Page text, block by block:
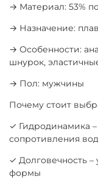
→ Материал: 53%
→ Назначение:
→ Особенности:
шнурок,
→ Пол: мужчины
Почему стоит
✓ Гидродинамика
сопротивления
✓ Долговечность –
формы